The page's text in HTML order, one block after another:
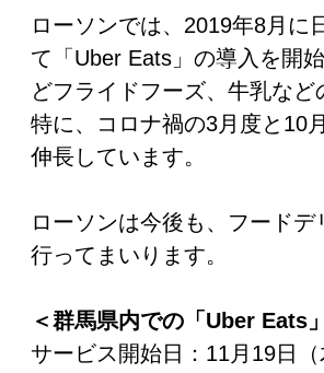
ローソンでは、2019年8月に
て「Uber Eats」の導入を開
どフライドフーズ、牛乳な
特に、コロナ禍の3月度と10
伸長しています。
ローソンは今後も、フード
行ってまいります。
＜群馬県内での「Uber Eats
サービス開始日：11月19日